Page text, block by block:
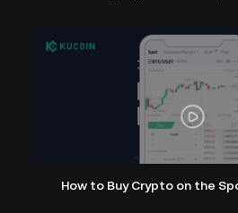
How to Buy Crypto on the